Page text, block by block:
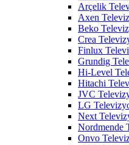
Arçelik
Axen
Beko
Crea
Finlux
Grundig
Hi-Level
Hitachi
JVC
LG
Next
Nordmende
Onvo